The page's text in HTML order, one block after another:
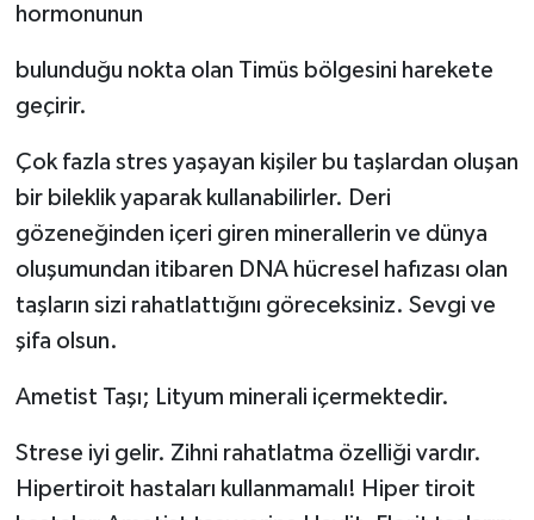
hormonunun
bulunduğu nokta olan Timüs bölgesini harekete
geçirir.
Çok fazla stres yaşayan kişiler bu taşlardan oluşan
bir bileklik yaparak kullanabilirler. Deri
gözeneğinden içeri giren minerallerin ve dünya
oluşumundan itibaren DNA hücresel hafızası olan
taşların sizi rahatlattığını göreceksiniz. Sevgi ve
şifa olsun.
Ametist Taşı; Lityum minerali içermektedir.
Strese iyi gelir. Zihni rahatlatma özelliği vardır.
Hipertiroit hastaları kullanmamalı! Hiper tiroit